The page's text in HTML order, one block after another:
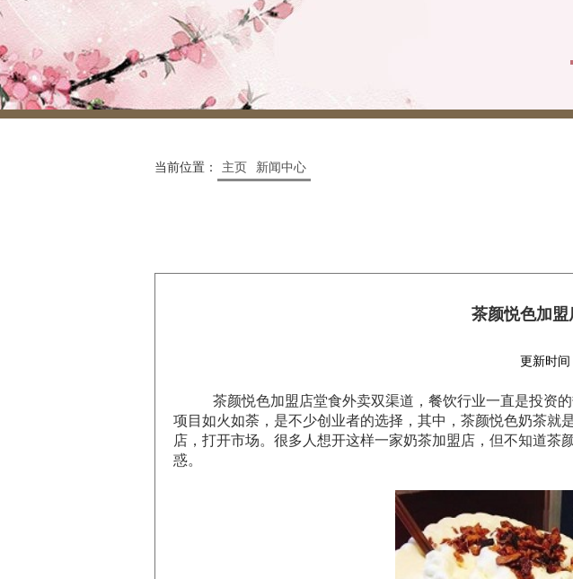
当前位置： 主页 新闻中心
茶颜悦色加
更新时
茶颜悦色加盟店堂食外卖双渠道，餐饮行业一直是投资
项目如火如荼，是不少创业者的选择，其中，茶颜悦色奶茶就
店，打开市场。很多人想开这样一家奶茶加盟店，但不知道茶
惑。